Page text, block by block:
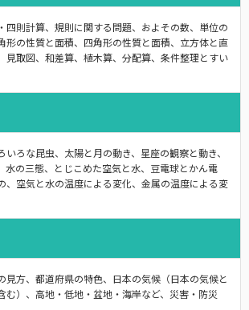
四則計算、規則に関する問題、およその数、単位の
形の性質と面積、四角形の性質と面積、立方体と直
見取図、和差算、植木算、分配算、条件整理とすい
いろな昆虫、太陽と月の動き、星座の観察と動き、
水の三態、とじこめた空気と水、豆電球とかん電
、空気と水の温度による変化、金属の温度による変
見方、都道府県の特色、日本の気候（日本の気候と
む）、高地・低地・盆地・海岸など、災害・防災